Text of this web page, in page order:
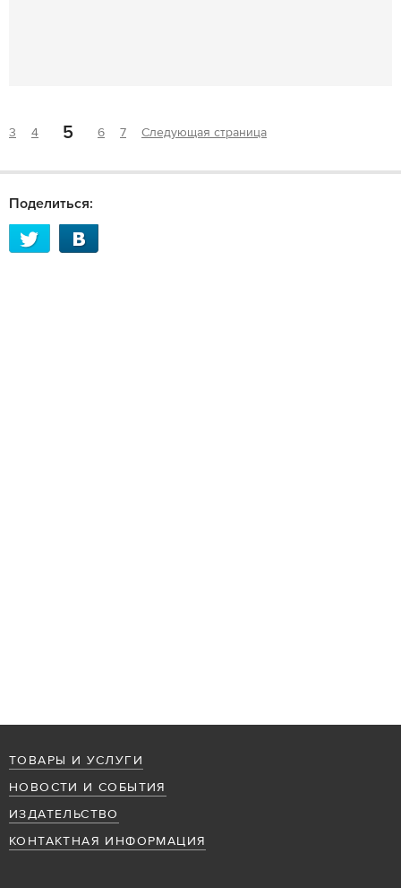
3 4 5 6 7 Следующая страница
Поделиться:
ТОВАРЫ И УСЛУГИ
НОВОСТИ И СОБЫТИЯ
ИЗДАТЕЛЬСТВО
КОНТАКТНАЯ ИНФОРМАЦИЯ